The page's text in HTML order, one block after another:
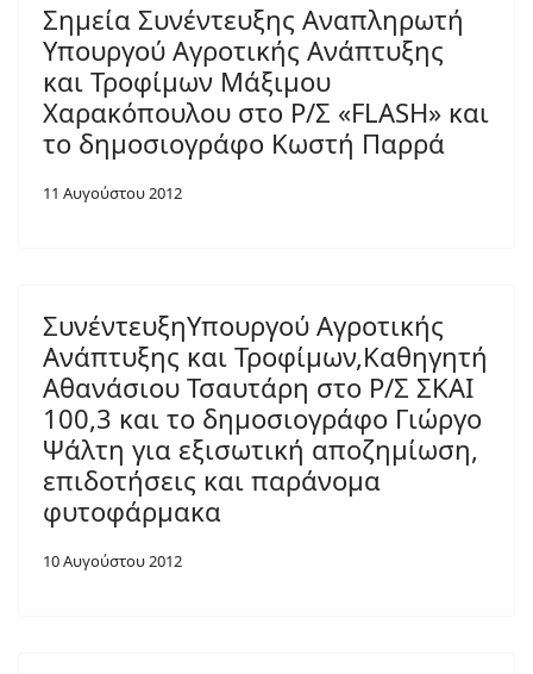
Σημεία Συνέντευξης Αναπληρωτή
Υπουργού Αγροτικής Ανάπτυξης
και Τροφίμων Μάξιμου
Χαρακόπουλου στο Ρ/Σ «FLASH» και
το δημοσιογράφο Κωστή Παρρά
11 Αυγούστου 2012
ΣυνέντευξηΥπουργού Αγροτικής
Ανάπτυξης και Τροφίμων,Καθηγητή
Αθανάσιου Τσαυτάρη στο Ρ/Σ ΣΚΑΙ
100,3 και το δημοσιογράφο Γιώργο
Ψάλτη για εξισωτική αποζημίωση,
επιδοτήσεις και παράνομα
φυτοφάρμακα
10 Αυγούστου 2012